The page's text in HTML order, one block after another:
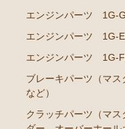
エンジンパーツ
エンジンパーツ
エンジンパーツ
エンジンパーツ
エンジンパーツ（
エンジンパーツ 1G-
エンジンパーツ 1G-
エンジンパーツ 1G-
ブレーキパーツ（マ
など）
クラッチパーツ（マ